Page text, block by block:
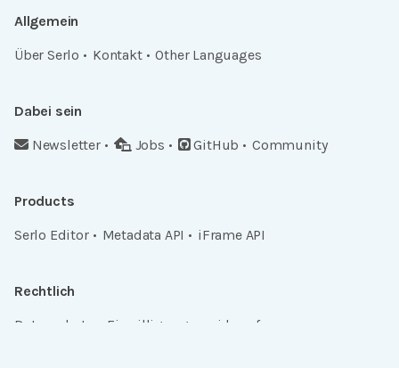
Allgemein
Über Serlo
Kontakt Other Languages
Dabei sein
Newsletter
Jobs GitHub Community
Products
Serlo Editor
Metadata API iFrame API
Rechtlich
Datenschutz
Einwilligungen widerrufen